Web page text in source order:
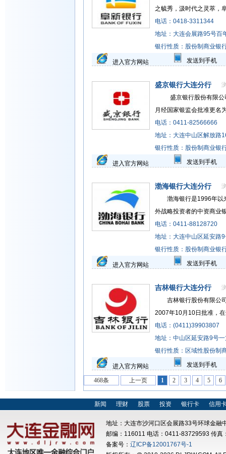
之毓秀，汲时代之灵萃，
电话：0418-3311344
地址：大连会展路95号百
银行性质：股份制商业银
进入官方网站 发送到手机
盛京银行大连分行
盛京银行股份有限公司
月经国家银监会批准更名
电话：0411-82566666
地址：大连中山区解放路
银行性质：股份制商业银
进入官方网站 发送到手机
渤海银行大连分行
渤海银行是1996年以来
外战略投资者的中资商业
电话：0411-88128720
地址：大连中山区延安路
银行性质：股份制商业银
进入官方网站 发送到手机
吉林银行大连分行
吉林银行股份有限公司
2007年10月10日批准，
电话：(0411)39903807
地址：中山区延安路9号
银行性质：区域性股份制
进入官方网站 发送到手机
468条 上一页 1 2 3 4 5 6
新闻 理财 股票 投资 银行卡 信用
地址：大连市沙河口区会展路33号环球金融
邮编：116011 电话：0411-83729593 传真
备案号： 辽ICP备12001767号-1